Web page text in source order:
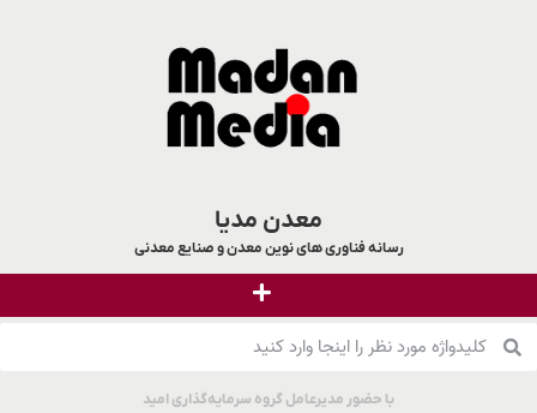
معدن مدیا
رسانه فناوری های نوین معدن و صنایع معدنی
با حضور مدیرعامل گروه سرمایه‌گذاری امید